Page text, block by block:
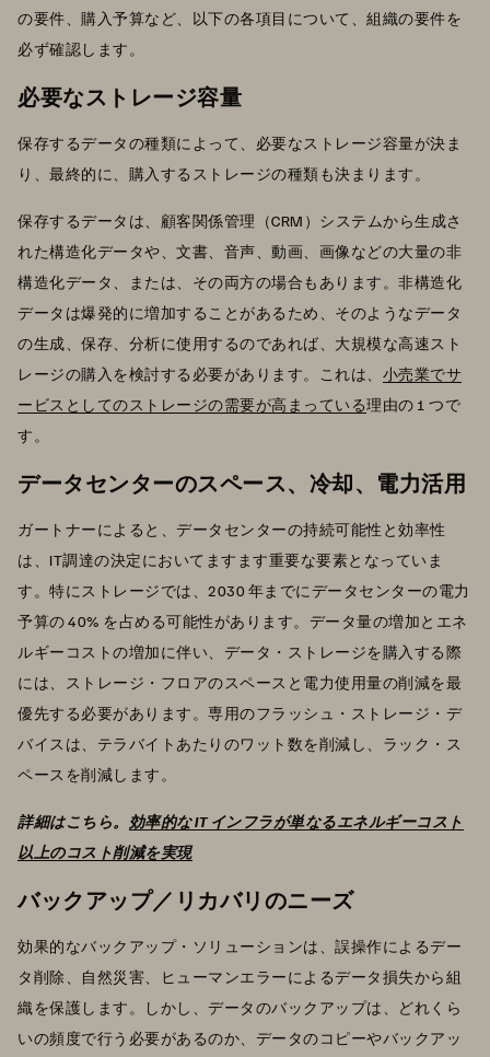
の要件、購入予算など、以下の各項目について、組織の要件を
必ず確認します。
必要なストレージ容量
保存するデータの種類によって、必要なストレージ容量が決ま
り、最終的に、購入するストレージの種類も決まります。
保存するデータは、顧客関係管理（CRM）システムから生成さ
れた構造化データや、文書、音声、動画、画像などの大量の非
構造化データ、または、その両方の場合もあります。非構造化
データは爆発的に増加することがあるため、そのようなデータ
の生成、保存、分析に使用するのであれば、大規模な高速スト
レージの購入を検討する必要があります。これは、 小売業でサ
ービスとしてのストレージの需要が高まっている理由の 1 つで
す。
データセンターのスペース、冷却、電力活用
ガートナーによると、データセンターの持続可能性と効率性
は、IT調達の決定においてますます重要な要素となっていま
す。特にストレージでは、2030 年までにデータセンターの電力
予算の 40% を占める可能性があります。データ量の増加とエネ
ルギーコストの増加に伴い、データ・ストレージを購入する際
には、ストレージ・フロアのスペースと電力使用量の削減を最
優先する必要があります。専用のフラッシュ・ストレージ・デ
バイスは、テラバイトあたりのワット数を削減し、ラック・ス
ペースを削減します。
詳細はこちら。 効率的な IT インフラが単なるエネルギーコスト
以上のコスト削減を実現
バックアップ／リカバリのニーズ
効果的なバックアップ・ソリューションは、誤操作によるデー
タ削除、自然災害、ヒューマンエラーによるデータ損失から組
織を保護します。しかし、データのバックアップは、どれくら
いの頻度で行う必要があるのか、データのコピーやバックアッ